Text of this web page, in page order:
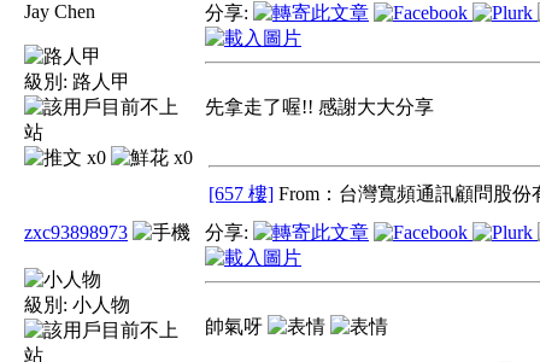
Jay Chen
級別: 路人甲
x0 x0
分享:
先拿走了喔!! 感謝大大分享
[657 樓] From：台灣寬頻通訊顧問股份
zxc93898973
級別: 小人物
分享:
帥氣呀